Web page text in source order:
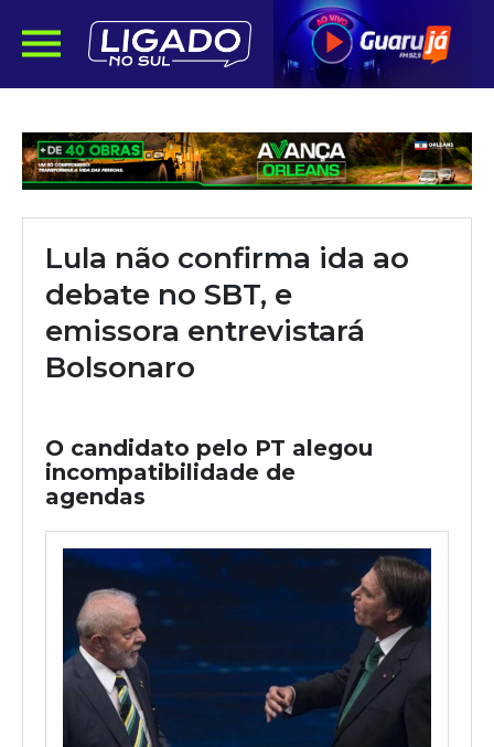
Lula não confirma ida ao
debate no SBT, e
emissora entrevistará
Bolsonaro
O candidato pelo PT alegou
incompatibilidade de
agendas